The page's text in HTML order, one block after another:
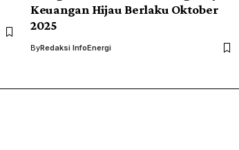
Keuangan Hijau Berlaku Oktober
2025
ByRedaksi InfoEnergi